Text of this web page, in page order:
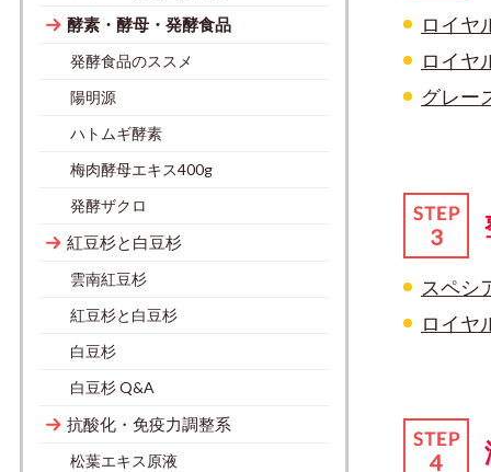
ロイヤ
ロイヤ
グレー
スペシ
ロイヤ
酵素・酵母・発酵食品
発酵食品のススメ
陽明源
ハトムギ酵素
梅肉酵母エキス400g
発酵ザクロ
紅豆杉と白豆杉
雲南紅豆杉
紅豆杉と白豆杉
白豆杉
白豆杉 Q&A
抗酸化・免疫力調整系
松葉エキス原液